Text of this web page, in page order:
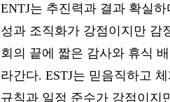
ENTJ는 추진력과 결과 확실
성과 조직화가 강점이지만 감
회의 끝에 짧은 감사와 휴식
라간다. ESTJ는 믿음직하고
규칙과 일정 준수가 강점이지